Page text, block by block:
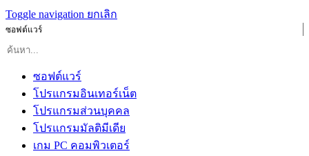
Toggle navigation ยกเลิก
ซอฟต์แวร์
ซอฟต์แวร์
โปรแกรมอินเทอร์เน็ต
โปรแกรมส่วนบุคคล
โปรแกรมมัลติมีเดีย
เกม PC คอมพิวเตอร์